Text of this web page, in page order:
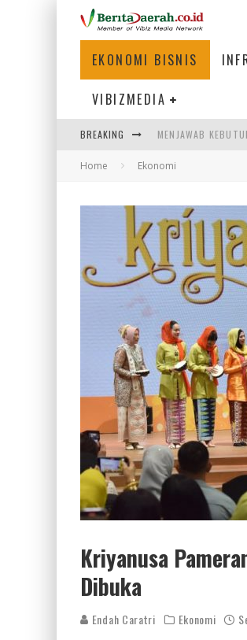
EKONOMI BISNIS
VIBIZMEDIA
BREAKING
MENJAWAB
PENUMPANG
WARGA
Home Ekonomi
Kriyanusa
Dibuka
Endah Caratri Ekonomi